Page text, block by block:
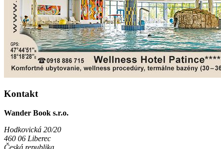
Kontakt
Wander Book s.r.o.
Hodkovická 20/20
460 06 Liberec
Česká republika